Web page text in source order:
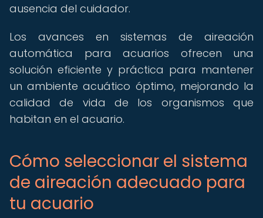
ausencia del cuidador.
Los avances en sistemas de aireación
automática para acuarios ofrecen una
solución eficiente y práctica para mantener
un ambiente acuático óptimo, mejorando la
calidad de vida de los organismos que
habitan en el acuario.
Cómo seleccionar el sistema
de aireación adecuado para
tu acuario